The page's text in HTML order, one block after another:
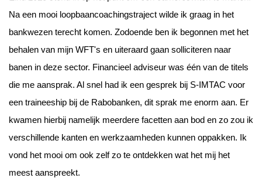
Na een mooi loopbaancoachingstraject wilde ik graag in het
bankwezen terecht komen. Zodoende ben ik begonnen met het
behalen van mijn WFT's en uiteraard gaan solliciteren naar
banen in deze sector. Financieel adviseur was één van de titels
die me aansprak. Al snel had ik een gesprek bij S-IMTAC voor
een traineeship bij de Rabobanken, dit sprak me enorm aan. Er
kwamen hierbij namelijk meerdere facetten aan bod en zo zou ik
verschillende kanten en werkzaamheden kunnen oppakken. Ik
vond het mooi om ook zelf zo te ontdekken wat het mij het
meest aanspreekt.